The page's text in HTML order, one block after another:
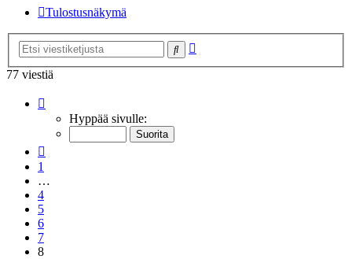
Tulostusnäkymä
Etsi
77 viestiä
8 Hyppää sivulle:
1
…
4
5
6
7
8